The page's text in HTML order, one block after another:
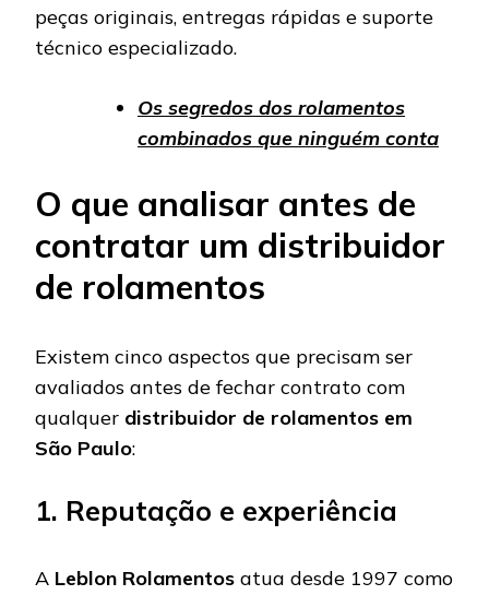
peças originais, entregas rápidas e suporte
técnico especializado.
Os segredos dos rolamentos
combinados que ninguém conta
O que analisar antes de
contratar um distribuidor
de rolamentos
Existem cinco aspectos que precisam ser
avaliados antes de fechar contrato com
qualquer distribuidor de rolamentos em
São Paulo:
1. Reputação e experiência
A Leblon Rolamentos atua desde 1997 como